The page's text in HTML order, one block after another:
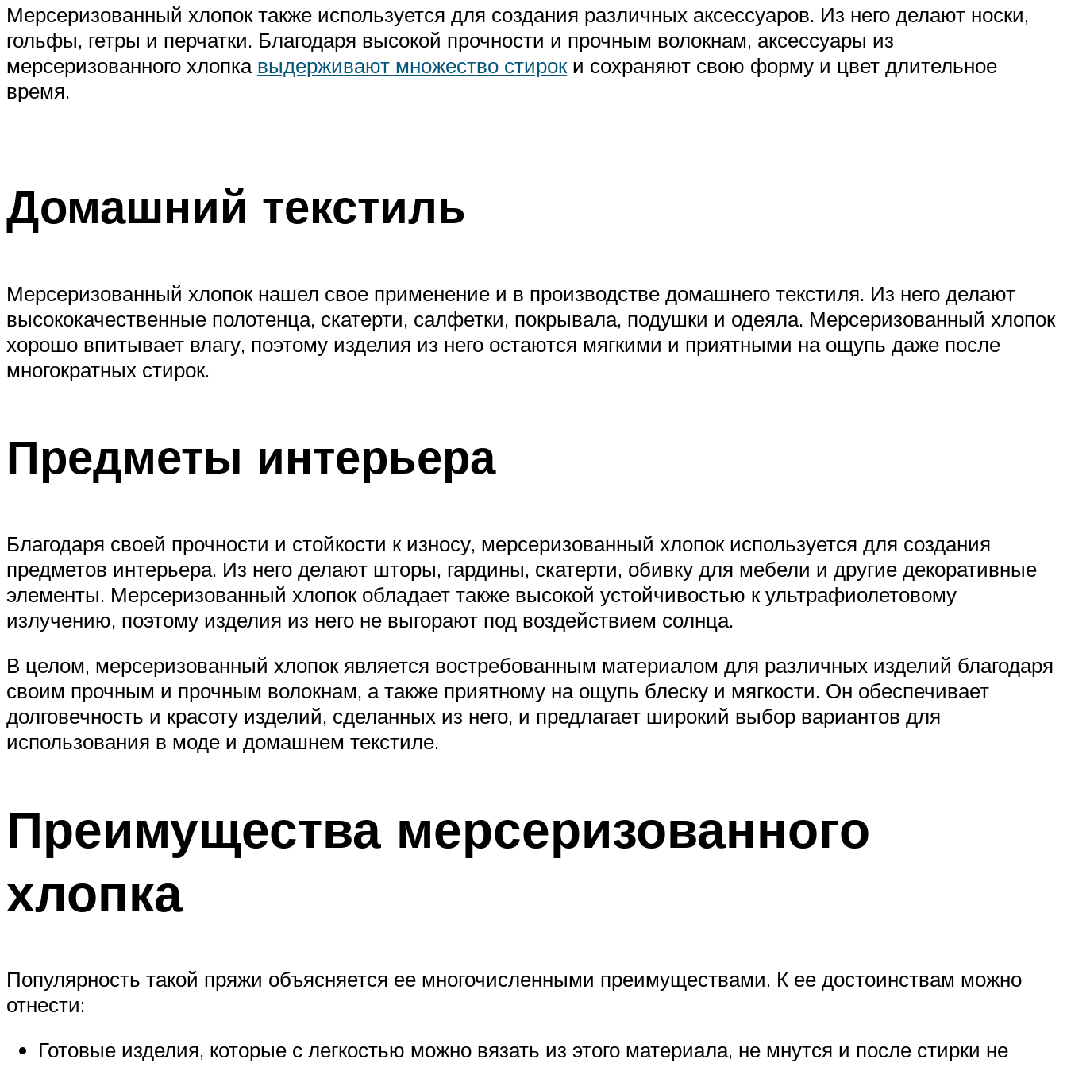
Мерсеризованный хлопок также используется для создания различных аксессуаров. Из него делают носки,
гольфы, гетры и перчатки. Благодаря высокой прочности и прочным волокнам, аксессуары из
мерсеризованного хлопка выдерживают множество стироки сохраняют свою форму и цвет длительное
время.
Домашний текстиль
Мерсеризованный хлопок нашел свое применение и в производстве домашнего текстиля. Из него делают
высококачественные полотенца, скатерти, салфетки, покрывала, подушки и одеяла. Мерсеризованный хлопок
хорошо впитывает влагу, поэтому изделия из него остаются мягкими и приятными на ощупь даже после
многократных стирок.
Предметы интерьера
Благодаря своей прочности и стойкости к износу, мерсеризованный хлопок используется для создания
предметов интерьера. Из него делают шторы, гардины, скатерти, обивку для мебели и другие декоративные
элементы. Мерсеризованный хлопок обладает также высокой устойчивостью к ультрафиолетовому
излучению, поэтому изделия из него не выгорают под воздействием солнца.
В целом, мерсеризованный хлопок является востребованным материалом для различных изделий благодаря
своим прочным и прочным волокнам, а также приятному на ощупь блеску и мягкости. Он обеспечивает
долговечность и красоту изделий, сделанных из него, и предлагает широкий выбор вариантов для
использования в моде и домашнем текстиле.
Преимущества мерсеризованного
хлопка
Популярность такой пряжи объясняется ее многочисленными преимуществами. К ее достоинствам можно
отнести:
Готовые изделия, которые с легкостью можно вязать из этого материала, не мнутся и после стирки не